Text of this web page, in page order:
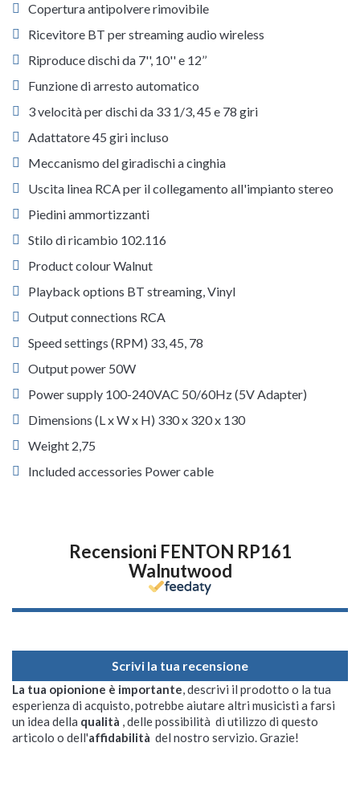
Copertura antipolvere rimovibile
Ricevitore BT per streaming audio wireless
Riproduce dischi da 7'', 10'' e 12’’
Funzione di arresto automatico
3 velocità per dischi da 33 1/3, 45 e 78 giri
Adattatore 45 giri incluso
Meccanismo del giradischi a cinghia
Uscita linea RCA per il collegamento all'impianto stereo
Piedini ammortizzanti
Stilo di ricambio 102.116
Product colour Walnut
Playback options BT streaming, Vinyl
Output connections RCA
Speed settings (RPM) 33, 45, 78
Output power 50W
Power supply 100-240VAC 50/60Hz (5V Adapter)
Dimensions (L x W x H) 330 x 320 x 130
Weight 2,75
Included accessories Power cable
Recensioni FENTON RP161
Walnutwood
Scrivi la tua recensione
La tua opionione è importante, descrivi il prodotto o la tua
esperienza di acquisto, potrebbe aiutare altri musicisti a farsi
un idea della qualità , delle possibilità di utilizzo di questo
articolo o dell'affidabilità del nostro servizio. Grazie!